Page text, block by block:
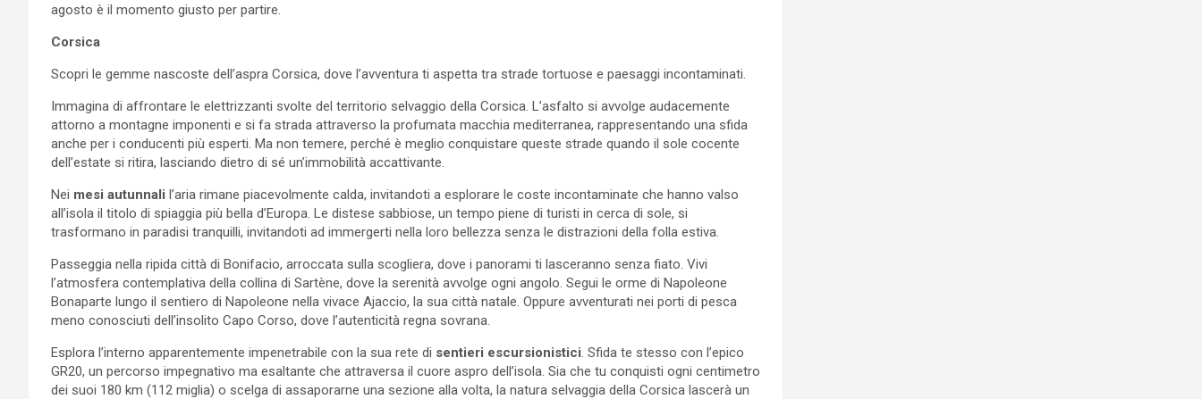
agosto è il momento giusto per partire.
Corsica
Scopri le gemme nascoste dell’aspra Corsica, dove l’avventura ti aspetta tra strade tortuose e paesaggi incontaminati.
Immagina di affrontare le elettrizzanti svolte del territorio selvaggio della Corsica. L’asfalto si avvolge audacemente
attorno a montagne imponenti e si fa strada attraverso la profumata macchia mediterranea, rappresentando una sfida
anche per i conducenti più esperti. Ma non temere, perché è meglio conquistare queste strade quando il sole cocente
dell’estate si ritira, lasciando dietro di sé un’immobilità accattivante.
Nei mesi autunnali l’aria rimane piacevolmente calda, invitandoti a esplorare le coste incontaminate che hanno valso
all’isola il titolo di spiaggia più bella d’Europa. Le distese sabbiose, un tempo piene di turisti in cerca di sole, si
trasformano in paradisi tranquilli, invitandoti ad immergerti nella loro bellezza senza le distrazioni della folla estiva.
Passeggia nella ripida città di Bonifacio, arroccata sulla scogliera, dove i panorami ti lasceranno senza fiato. Vivi
l’atmosfera contemplativa della collina di Sartène, dove la serenità avvolge ogni angolo. Segui le orme di Napoleone
Bonaparte lungo il sentiero di Napoleone nella vivace Ajaccio, la sua città natale. Oppure avventurati nei porti di pesca
meno conosciuti dell’insolito Capo Corso, dove l’autenticità regna sovrana.
Esplora l’interno apparentemente impenetrabile con la sua rete di sentieri escursionistici . Sfida te stesso con l’epico
GR20, un percorso impegnativo ma esaltante che attraversa il cuore aspro dell’isola. Sia che tu conquisti ogni centimetro
dei suoi 180 km (112 miglia) o scelga di assaporarne una sezione alla volta, la natura selvaggia della Corsica lascerà un